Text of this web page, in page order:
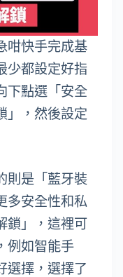
咁快手完成基
少都設定好指
下點選「安全
」，然後設定
則是「藍牙裝
多安全性和私
鎖」，這裡可
例如智能手
選擇，選擇了